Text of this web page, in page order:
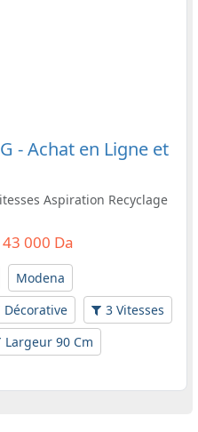
- Achat en Ligne et
Aspiration Recyclage
000 Da
Modena
Décorative
3 Vitesses
Largeur 90 Cm